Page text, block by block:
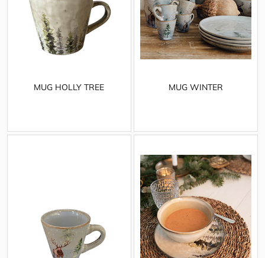
MUG HOLLY TREE MUG WINTER